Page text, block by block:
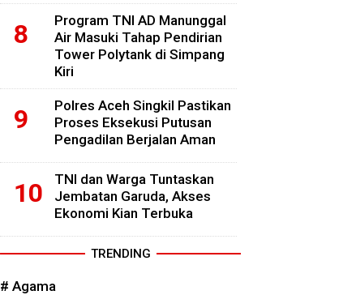
Program TNI AD Manunggal
Air Masuki Tahap Pendirian
Tower Polytank di Simpang
Kiri
Polres Aceh Singkil Pastikan
Proses Eksekusi Putusan
Pengadilan Berjalan Aman
TNI dan Warga Tuntaskan
Jembatan Garuda, Akses
Ekonomi Kian Terbuka
TRENDING
# Agama